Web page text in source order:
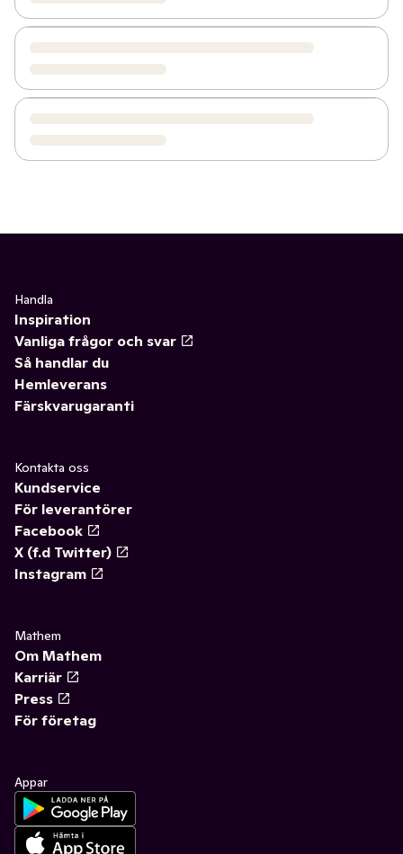
Handla
Inspiration
Vanliga frågor och svar
Så handlar du
Hemleverans
Färskvarugaranti
Kontakta oss
Kundservice
För leverantörer
Facebook
X (f.d Twitter)
Instagram
Mathem
Om Mathem
Karriär
Press
För företag
Appar